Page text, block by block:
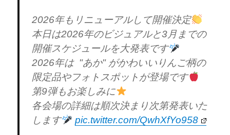
2026年もリニューアルして開催決定
本日は2026年のビジュアルと3月までの
開催スケジュールを大発表です
2026年は "あか" がかわいいりんご柄の
限定品やフォトスポットが登場です
第9弾もお楽しみに
各会場の詳細は順次決まり次第発表いた
します
pic.twitter.com/QwhXfYo958